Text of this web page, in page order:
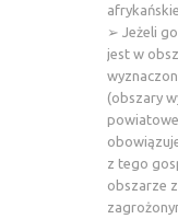
➢ Jeżeli
jest w
(obszary
z tego
obszarze